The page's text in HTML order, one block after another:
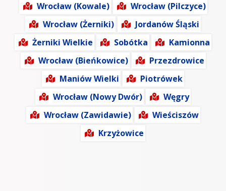
Wrocław (Kowale)
Wrocław (Pilczyce)
Wrocław (Żerniki)
Jordanów Śląski
Żerniki Wielkie
Sobótka
Kamionna
Wrocław (Bieńkowice)
Przezdrowice
Maniów Wielki
Piotrówek
Wrocław (Nowy Dwór)
Węgry
Wrocław (Zawidawie)
Wieściszów
Krzyżowice